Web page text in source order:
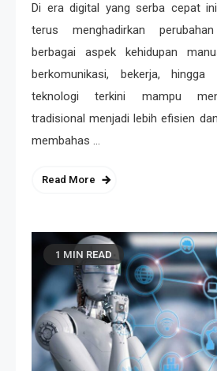
Di era digital yang serba cepat
terus menghadirkan
berbagai aspek kehidupan
berkomunikasi, bekerja, hingga
teknologi terkini mampu
tradisional menjadi lebih efisien
membahas …
Read More
1 MIN READ